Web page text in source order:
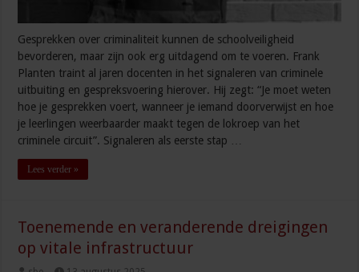
Gesprekken over criminaliteit kunnen de schoolveiligheid
bevorderen, maar zijn ook erg uitdagend om te voeren. Frank
Planten traint al jaren docenten in het signaleren van criminele
uitbuiting en gespreksvoering hierover. Hij zegt: “Je moet weten
hoe je gesprekken voert, wanneer je iemand doorverwijst en hoe
je leerlingen weerbaarder maakt tegen de lokroep van het
criminele circuit”. Signaleren als eerste stap …
Lees verder »
Toenemende en veranderende dreigingen
op vitale infrastructuur